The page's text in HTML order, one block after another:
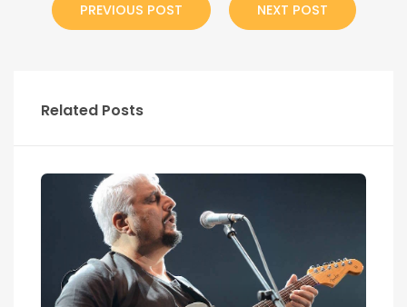
PREVIOUS POST NEXT POST
Related Posts